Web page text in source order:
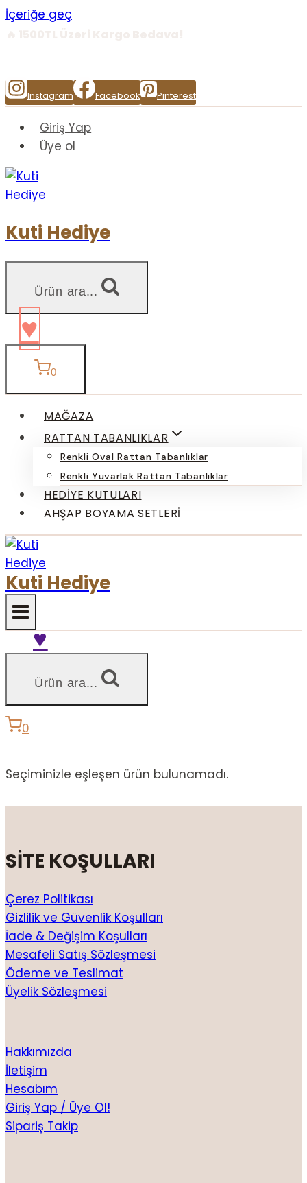
İçeriğe geç
Instagram Facebook Pinterest
Giriş Yap
Üye ol
Kuti Hediye
Ürün ara...
♥
0
MAĞAZA
RATTAN TABANLIKLAR
Renkli Oval Rattan Tabanlıklar
Renkli Yuvarlak Rattan Tabanlıklar
HEDIYE KUTULARI
AHŞAP BOYAMA SETLERI
Kuti Hediye
♥
Ürün ara...
0
Seçiminizle eşleşen ürün bulunamadı.
SİTE KOŞULLARI
Çerez Politikası
Gizlilik ve Güvenlik Koşulları
İade & Değişim Koşulları
Mesafeli Satış Sözleşmesi
Ödeme ve Teslimat
Üyelik Sözleşmesi
Hakkımızda
İletişim
Hesabım
Giriş Yap / Üye Ol!
Sipariş Takip